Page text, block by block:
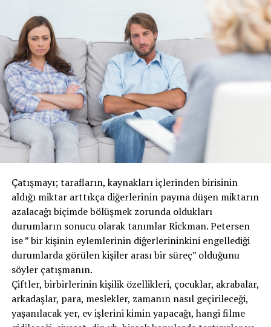
Çatışmayı; tarafların, kaynakları içlerinden birisinin
aldığı miktar arttıkça diğerlerinin payına düşen miktarın
azalacağı biçimde bölüşmek zorunda oldukları
durumların sonucu olarak tanımlar Rickman. Petersen
ise ” bir kişinin eylemlerinin diğerlerininkini engellediği
durumlarda görülen kişiler arası bir süreç” olduğunu
söyler çatışmanın.
Çiftler, birbirlerinin kişilik özellikleri, çocuklar, akrabalar,
arkadaşlar, para, meslekler, zamanın nasıl geçirileceği,
yaşanılacak yer, ev işlerini kimin yapacağı, hangi filme